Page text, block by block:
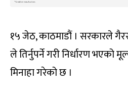
१५ जेठ, काठमाडौं । सरकारले
ले तिर्नुपर्ने गरी निर्धारण
मिनाहा गरेको छ ।